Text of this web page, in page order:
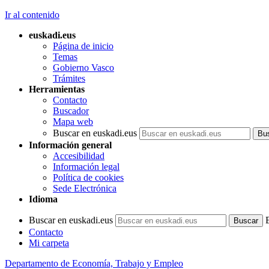
Ir al contenido
euskadi.eus
Página de inicio
Temas
Gobierno Vasco
Trámites
Herramientas
Contacto
Buscador
Mapa web
Buscar en euskadi.eus
Información general
Accesibilidad
Información legal
Política de cookies
Sede Electrónica
Idioma
Buscar en euskadi.eus
Contacto
Mi carpeta
Departamento de Economía, Trabajo y Empleo